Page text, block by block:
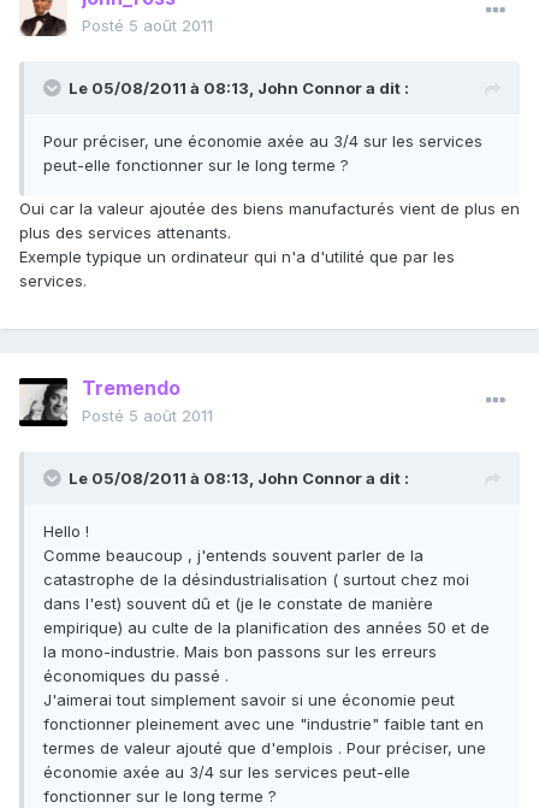
Posté 5 août 2011
Le 05/08/2011 à 08:13, John Connor a dit :
Pour préciser, une économie axée au 3/4 sur les services
peut-elle fonctionner sur le long terme ?
Oui car la valeur ajoutée des biens manufacturés vient de plus en
plus des services attenants.
Exemple typique un ordinateur qui n'a d'utilité que par les
services.
Tremendo
Posté 5 août 2011
Le 05/08/2011 à 08:13, John Connor a dit :
Hello !
Comme beaucoup , j'entends souvent parler de la
catastrophe de la désindustrialisation ( surtout chez moi
dans l'est) souvent dû et (je le constate de manière
empirique) au culte de la planification des années 50 et de
la mono-industrie. Mais bon passons sur les erreurs
économiques du passé .
J'aimerai tout simplement savoir si une économie peut
fonctionner pleinement avec une "industrie" faible tant en
termes de valeur ajouté que d'emplois . Pour préciser, une
économie axée au 3/4 sur les services peut-elle
fonctionner sur le long terme ?